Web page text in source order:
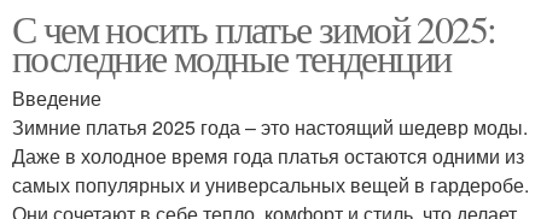
С чем носить платье зимой 2025:
последние модные тенденции
Введение
Зимние платья 2025 года – это настоящий шедевр моды.
Даже в холодное время года платья остаются одними из
самых популярных и универсальных вещей в гардеробе.
Они сочетают в себе тепло, комфорт и стиль, что делает